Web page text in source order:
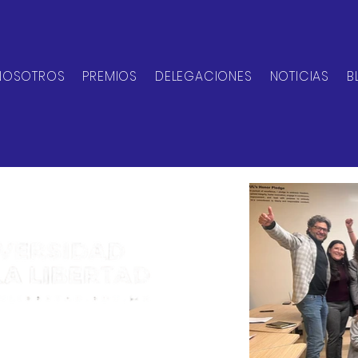
PREMIOS DELEGACIONES NOTICIAS